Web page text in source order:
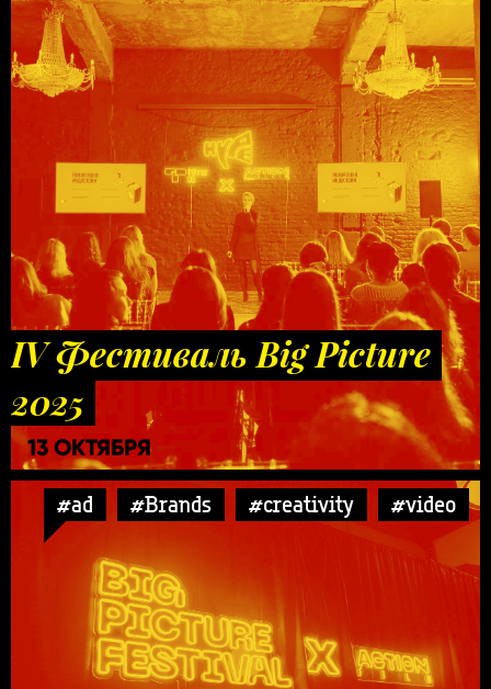
IV Фестиваль Big Picture
2025
13 ОКТЯБРЯ
#ad #Brands #creativity #video